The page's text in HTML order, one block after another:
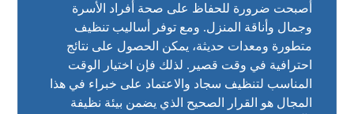
أصبحت ضرورة للحفاظ على صحة أفراد الأسرة
وجمال وأناقة المنزل. ومع توفر أساليب تنظيف
متطورة ومعدات حديثة، يمكن الحصول على نتائج
احترافية في وقت قصير. لذلك فإن اختيار الوقت
المناسب لتنظيف سجاد والاعتماد على خبراء في هذا
المجال هو القرار الصحيح الذي يضمن بيئة نظيفة